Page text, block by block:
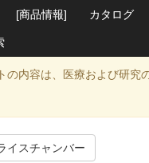
[商品情報] カタログ
の内容は、医療および研究
イスチャンバー